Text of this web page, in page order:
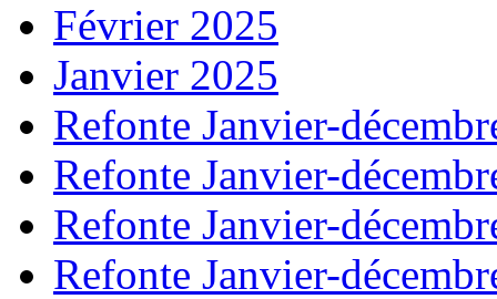
Février 2025
Janvier 2025
Refonte Janvier-
Refonte Janvier-
Refonte Janvier-
Refonte Janvier-